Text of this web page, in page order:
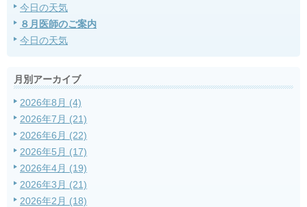
今日の天気
８月医師のご案内
今日の天気
月別アーカイブ
2026年8月 (4)
2026年7月 (21)
2026年6月 (22)
2026年5月 (17)
2026年4月 (19)
2026年3月 (21)
2026年2月 (18)